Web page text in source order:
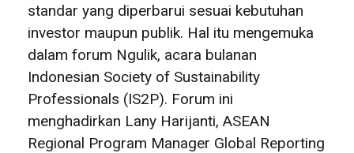
standar yang diperbarui sesuai kebutuhan
investor maupun publik. Hal itu mengemuka
dalam forum Ngulik, acara bulanan
Indonesian Society of Sustainability
Professionals (IS2P). Forum ini
menghadirkan Lany Harijanti, ASEAN
Regional Program Manager Global Reporting